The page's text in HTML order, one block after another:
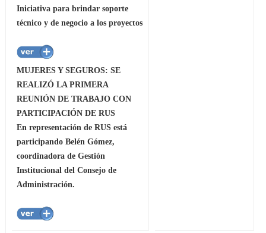
Iniciativa para brindar soporte
técnico y de negocio a los proyectos
MUJERES Y SEGUROS: SE
REALIZÓ LA PRIMERA
REUNIÓN DE TRABAJO CON
PARTICIPACIÓN DE RUS
En representación de RUS está
participando Belén Gómez,
coordinadora de Gestión
Institucional del Consejo de
Administración.